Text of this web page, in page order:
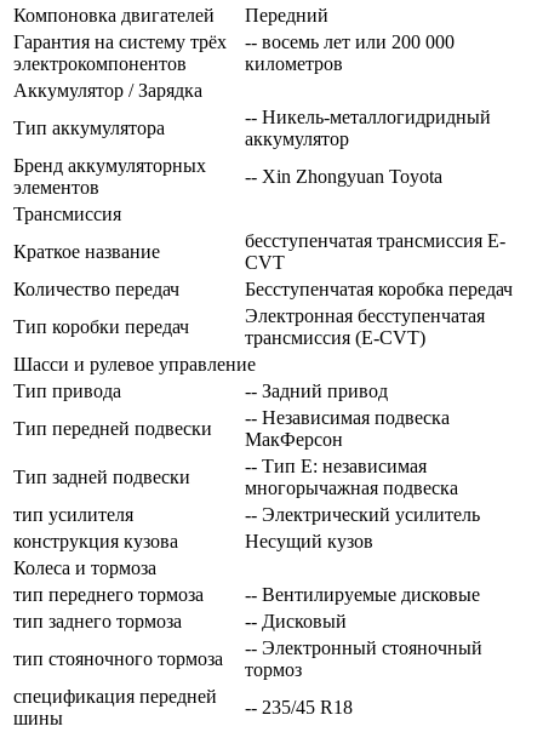
Компоновка двигателей
Передний
Гарантия на систему трёх
электрокомпонентов
-- восемь лет или 200 000
километров
Аккумулятор / Зарядка
Тип аккумулятора
-- Никель-металлогидридный
аккумулятор
Бренд аккумуляторных
элементов
-- Xin Zhongyuan Toyota
Трансмиссия
Краткое название
бесступенчатая трансмиссия E-
CVT
Количество передач
Беcступенчатая коробка передач
Тип коробки передач
Электронная бесступенчатая
трансмиссия (E-CVT)
Шасси и рулевое управление
Тип привода
-- Задний привод
Тип передней подвески
-- Независимая подвеска
МакФерсон
Тип задней подвески
-- Тип E: независимая
многорычажная подвеска
тип усилителя
-- Электрический усилитель
конструкция кузова
Несущий кузов
Колеса и тормоза
тип переднего тормоза
-- Вентилируемые дисковые
тип заднего тормоза
-- Дисковый
тип стояночного тормоза
-- Электронный стояночный
тормоз
спецификация передней
шины
-- 235/45 R18